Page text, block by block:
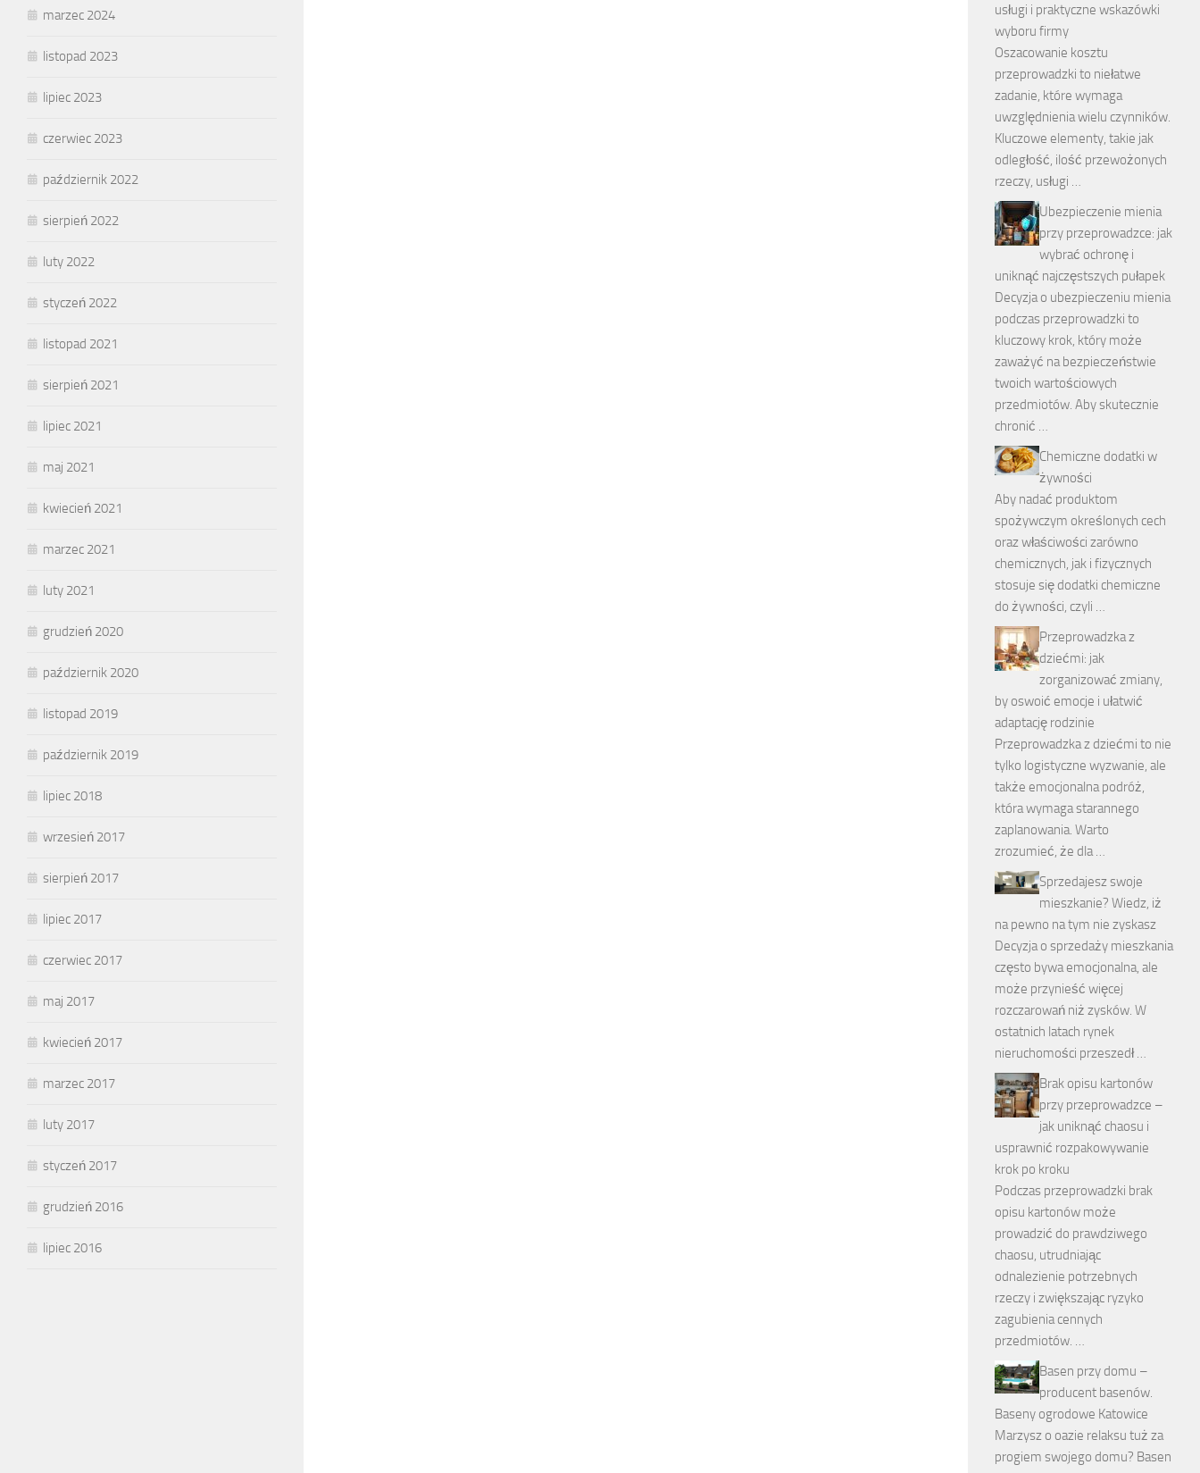
marzec 2024
listopad 2023
lipiec 2023
czerwiec 2023
październik 2022
sierpień 2022
luty 2022
styczeń 2022
listopad 2021
sierpień 2021
lipiec 2021
maj 2021
kwiecień 2021
marzec 2021
luty 2021
grudzień 2020
październik 2020
listopad 2019
październik 2019
lipiec 2018
wrzesień 2017
sierpień 2017
lipiec 2017
czerwiec 2017
maj 2017
kwiecień 2017
marzec 2017
luty 2017
styczeń 2017
grudzień 2016
lipiec 2016
usługi i praktyczne wskazówki
wyboru firmy
Oszacowanie kosztu
przeprowadzki to niełatwe
zadanie, które wymaga
uwzględnienia wielu czynników.
Kluczowe elementy, takie jak
odległość, ilość przewożonych
rzeczy, usługi …
Ubezpieczenie mienia
przy przeprowadzce: jak
wybrać ochronę i
uniknąć najczęstszych pułapek
Decyzja o ubezpieczeniu mienia
podczas przeprowadzki to
kluczowy krok, który może
zaważyć na bezpieczeństwie
twoich wartościowych
przedmiotów. Aby skutecznie
chronić …
Chemiczne dodatki w
żywności
Aby nadać produktom
spożywczym określonych cech
oraz właściwości zarówno
chemicznych, jak i fizycznych
stosuje się dodatki chemiczne
do żywności, czyli …
Przeprowadzka z
dziećmi: jak
zorganizować zmiany,
by oswoić emocje i ułatwić
adaptację rodzinie
Przeprowadzka z dziećmi to nie
tylko logistyczne wyzwanie, ale
także emocjonalna podróż,
która wymaga starannego
zaplanowania. Warto
zrozumieć, że dla …
Sprzedajesz swoje
mieszkanie? Wiedz, iż
na pewno na tym nie zyskasz
Decyzja o sprzedaży mieszkania
często bywa emocjonalna, ale
może przynieść więcej
rozczarowań niż zysków. W
ostatnich latach rynek
nieruchomości przeszedł …
Brak opisu kartonów
przy przeprowadzce –
jak uniknąć chaosu i
usprawnić rozpakowywanie
krok po kroku
Podczas przeprowadzki brak
opisu kartonów może
prowadzić do prawdziwego
chaosu, utrudniając
odnalezienie potrzebnych
rzeczy i zwiększając ryzyko
zagubienia cennych
przedmiotów. …
Basen przy domu –
producent basenów.
Baseny ogrodowe Katowice
Marzysz o oazie relaksu tuż za
progiem swojego domu? Basen